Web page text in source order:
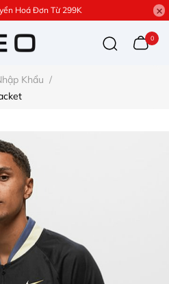
Hoá Đơn Từ 299K
0
Khẩu /